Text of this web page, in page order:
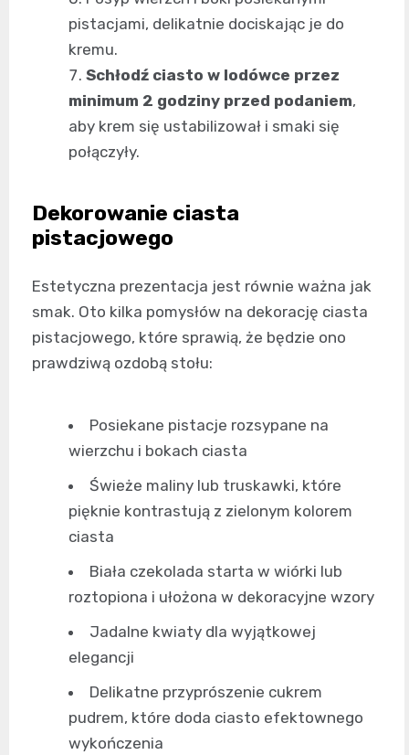
pistacjami, delikatnie dociskając je do
kremu.
Schłodź ciasto w lodówce przez
minimum 2 godziny przed podaniem,
aby krem się ustabilizował i smaki się
połączyły.
Dekorowanie ciasta
pistacjowego
Estetyczna prezentacja jest równie ważna jak
smak. Oto kilka pomysłów na dekorację ciasta
pistacjowego, które sprawią, że będzie ono
prawdziwą ozdobą stołu:
Posiekane pistacje rozsypane na
wierzchu i bokach ciasta
Świeże maliny lub truskawki, które
pięknie kontrastują z zielonym kolorem
ciasta
Biała czekolada starta w wiórki lub
roztopiona i ułożona w dekoracyjne wzory
Jadalne kwiaty dla wyjątkowej
elegancji
Delikatne przyprószenie cukrem
pudrem, które doda ciasto efektownego
wykończenia